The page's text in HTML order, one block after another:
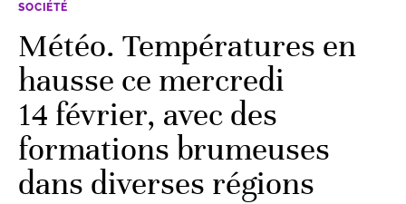
SOCIÉTÉ
Météo. Températures en
hausse ce mercredi
14 février, avec des
formations brumeuses
dans diverses régions